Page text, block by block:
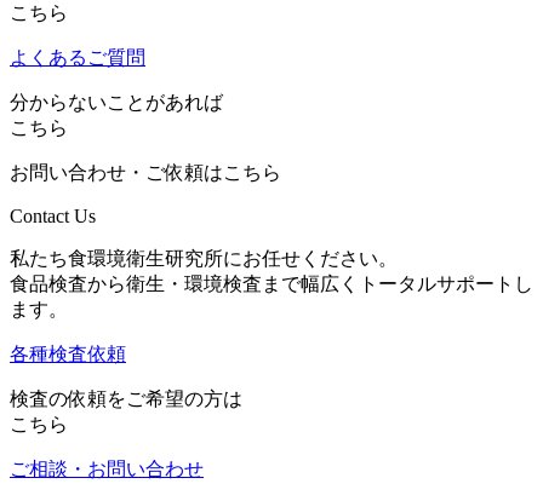
こちら
よくあるご質問
分からないことがあれば
こちら
お問い合わせ・ご依頼はこちら
Contact Us
私たち食環境衛生研究所にお任せください。
食品検査から衛生・環境検査まで幅広くトータルサポートし
ます。
各種検査依頼
検査の依頼をご希望の方は
こちら
ご相談・お問い合わせ